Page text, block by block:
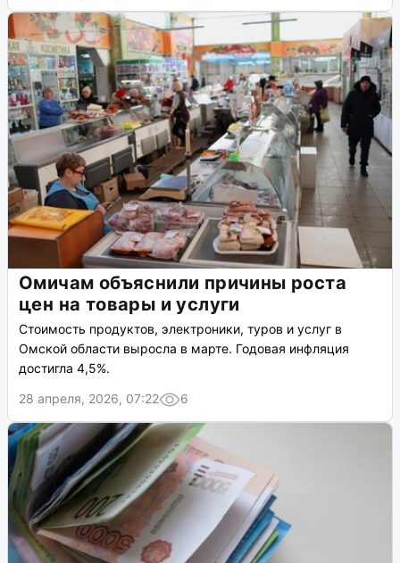
Омичам объяснили причины роста
цен на товары и услуги
Стоимость продуктов, электроники, туров и услуг в
Омской области выросла в марте. Годовая инфляция
достигла 4,5%.
28 апреля, 2026, 07:22
6